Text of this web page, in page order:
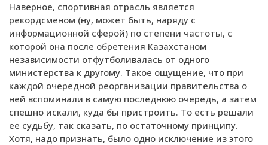
Наверное, спортивная отрасль является
рекордсменом (ну, может быть, наряду с
информационной сферой) по степени частоты, с
которой она после обретения Казахстаном
независимости отфутболивалась от одного
министерства к другому. Такое ощущение, что при
каждой очередной реорганизации правительства о
ней вспоминали в самую последнюю очередь, а затем
спешно искали, куда бы пристроить. То есть решали
ее судьбу, так сказать, по остаточному принципу.
Хотя, надо признать, было одно исключение из этого